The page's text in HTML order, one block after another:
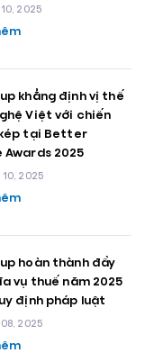
2025
khẳng định vị thế
Việt với chiến
tại Better
Awards 2025
2025
hoàn thành đầy
vụ thuế năm 2025
định pháp luật
2025